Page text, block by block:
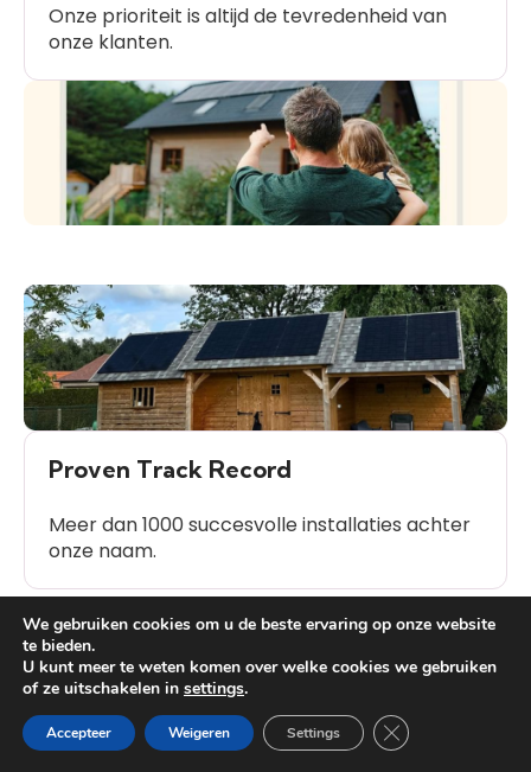
Onze prioriteit is altijd de tevredenheid van
onze klanten.
Proven Track Record
Meer dan 1000 succesvolle installaties achter
onze naam.
Veelgestelde Vragen (FAQ)
We gebruiken cookies om u de beste ervaring op onze website
te bieden.
U kunt meer te weten komen over welke cookies we gebruiken
of ze uitschakelen in settings.
Accepteer Weigeren Settings Close GDPR